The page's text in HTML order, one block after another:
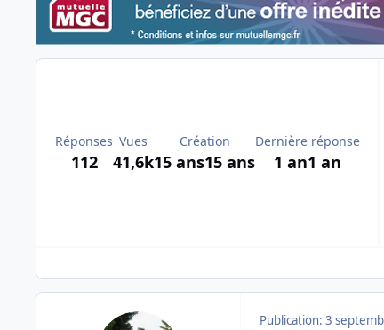
Réponses
112
Vues
41,6k
Création
15 ans15 ans
Dernière réponse
1 an1 an
Publication: 3